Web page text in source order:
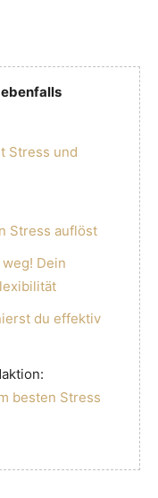
Stress und
Stress auflöst
Dein
du effektiv
besten Stress